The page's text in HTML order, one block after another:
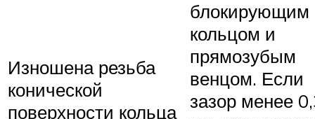
Изношена резьба
конической
поверхности кольца
блокирующим
кольцом и
прямозубым
венцом. Если
зазор менее